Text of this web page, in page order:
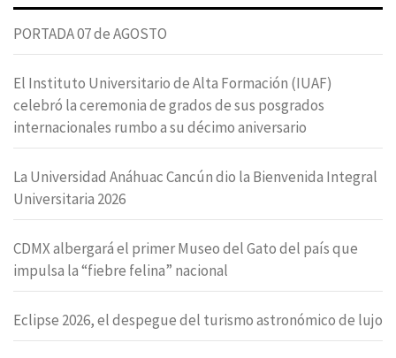
PORTADA 07 de AGOSTO
El Instituto Universitario de Alta Formación (IUAF)
celebró la ceremonia de grados de sus posgrados
internacionales rumbo a su décimo aniversario
La Universidad Anáhuac Cancún dio la Bienvenida Integral
Universitaria 2026
CDMX albergará el primer Museo del Gato del país que
impulsa la “fiebre felina” nacional
Eclipse 2026, el despegue del turismo astronómico de lujo